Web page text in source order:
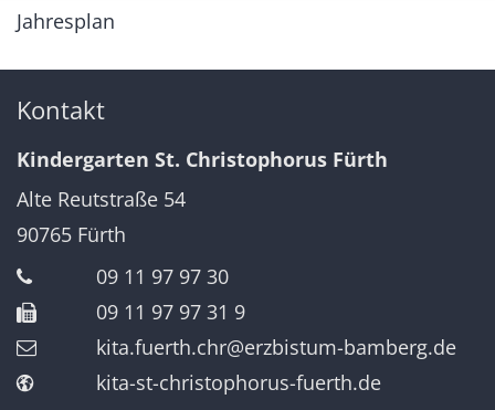
Jahresplan
Kontakt
Kindergarten St. Christophorus Fürth
Alte Reutstraße 54
90765 Fürth
09 11 97 97 30
09 11 97 97 31 9
kita.fuerth.chr@erzbistum-bamberg.de
kita-st-christophorus-fuerth.de